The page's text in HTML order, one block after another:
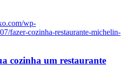
wp-
fazer-cozinha-restaurante-michelin-
cozinha um restaurante